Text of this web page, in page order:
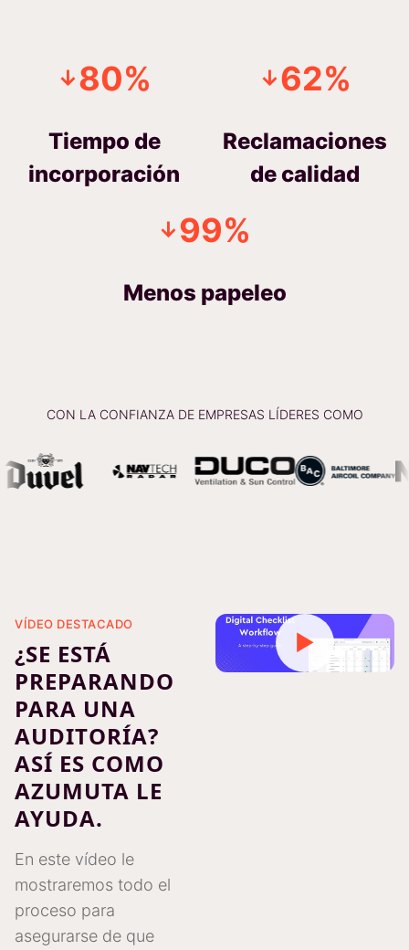
↓80%
Tiempo de
incorporación
↓62%
Reclamaciones
de calidad
↓99%
Menos papeleo
CON LA CONFIANZA DE EMPRESAS LÍDERES COMO
VÍDEO DESTACADO
¿SE ESTÁ
PREPARANDO
PARA UNA
AUDITORÍA?
ASÍ ES COMO
AZUMUTA LE
AYUDA.
En este vídeo le
mostraremos todo el
proceso para
asegurarse de que
▶